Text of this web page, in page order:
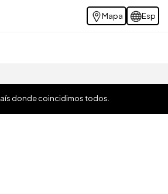
Mapa Esp
donde coincidimos todos.